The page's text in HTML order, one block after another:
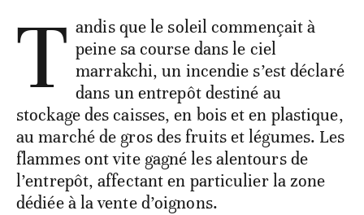
T andis que le soleil commençait à
peine sa course dans le ciel
marrakchi, un incendie s’est déclaré
dans un entrepôt destiné au
stockage des caisses, en bois et en plastique,
au marché de gros des fruits et légumes. Les
flammes ont vite gagné les alentours de
l’entrepôt, affectant en particulier la zone
dédiée à la vente d’oignons.